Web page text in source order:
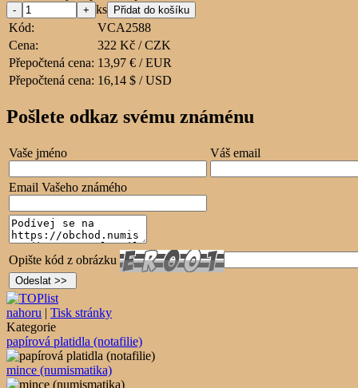
ks
Kód:
VCA2588
Cena:
322 Kč / CZK
Přepočtená cena: 13,97 € / EUR
Přepočtená cena: 16,14 $ / USD
Pošlete odkaz svému známénu
Vaše jméno Váš email
Email Vašeho známého
Opište kód z obrázku
nahoru | Tisk stránky
Kategorie
papírová platidla (notafilie)
mince (numismatika)